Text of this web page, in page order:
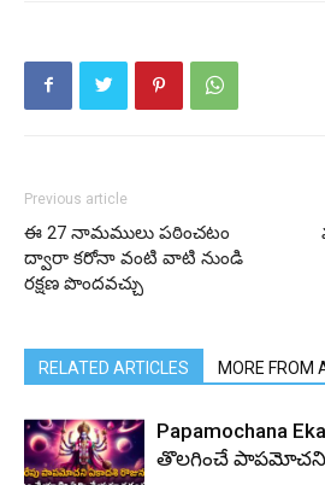
Previous article
ఈ 27 నామములు పఠించటం
ద్వారా కరోనా వంటి వాటి నుండి
రక్షణ పొందవచ్చు
RELATED ARTICLES MORE FROM
Papamochana
తొలగించే పాపమోచని